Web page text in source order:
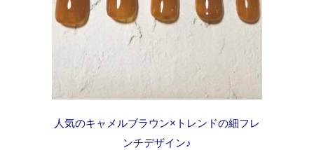
人気のキャメルブラウン×トレンドの細フレ
ンチデザイン♪